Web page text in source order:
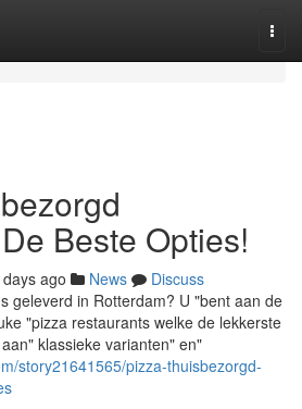
Beste Opties!
ago News
Discuss
geleverd in Rotterdam? U "bent aan de
"pizza restaurants welke de lekkerste
klassieke varianten" en"
story21641565/pizza-thuisbezorgd-